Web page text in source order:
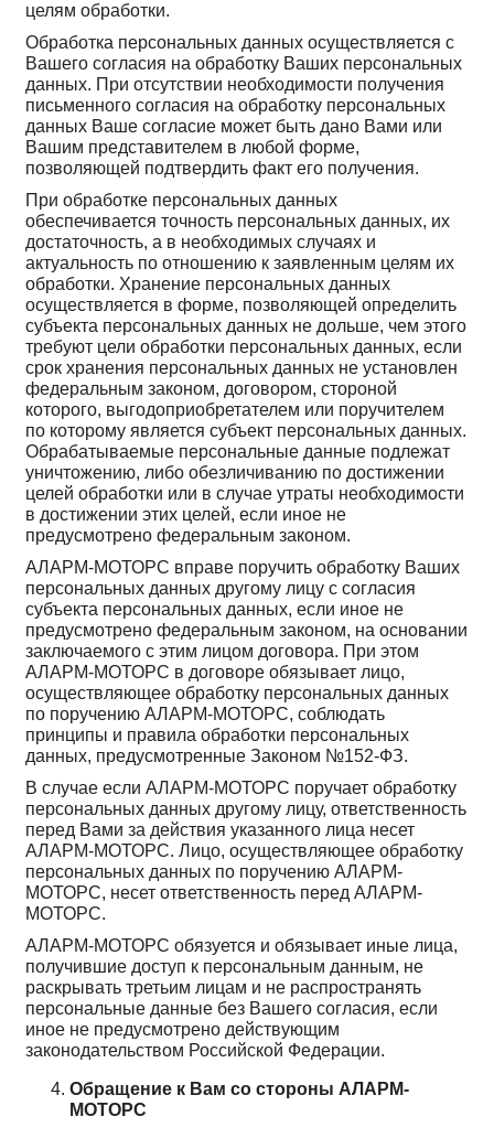
целям обработки.
Обработка персональных данных осуществляется с
Вашего согласия на обработку Ваших персональных
данных. При отсутствии необходимости получения
письменного согласия на обработку персональных
данных Ваше согласие может быть дано Вами или
Вашим представителем в любой форме,
позволяющей подтвердить факт его получения.
При обработке персональных данных
обеспечивается точность персональных данных, их
достаточность, а в необходимых случаях и
актуальность по отношению к заявленным целям их
обработки. Хранение персональных данных
осуществляется в форме, позволяющей определить
субъекта персональных данных не дольше, чем этого
требуют цели обработки персональных данных, если
срок хранения персональных данных не установлен
федеральным законом, договором, стороной
которого, выгодоприобретателем или поручителем
по которому является субъект персональных данных.
Обрабатываемые персональные данные подлежат
уничтожению, либо обезличиванию по достижении
целей обработки или в случае утраты необходимости
в достижении этих целей, если иное не
предусмотрено федеральным законом.
АЛАРМ-МОТОРС вправе поручить обработку Ваших
персональных данных другому лицу с согласия
субъекта персональных данных, если иное не
предусмотрено федеральным законом, на основании
заключаемого с этим лицом договора. При этом
АЛАРМ-МОТОРС в договоре обязывает лицо,
осуществляющее обработку персональных данных
по поручению АЛАРМ-МОТОРС, соблюдать
принципы и правила обработки персональных
данных, предусмотренные Законом №152-ФЗ.
В случае если АЛАРМ-МОТОРС поручает обработку
персональных данных другому лицу, ответственность
перед Вами за действия указанного лица несет
АЛАРМ-МОТОРС. Лицо, осуществляющее обработку
персональных данных по поручению АЛАРМ-
МОТОРС, несет ответственность перед АЛАРМ-
МОТОРС.
АЛАРМ-МОТОРС обязуется и обязывает иные лица,
получившие доступ к персональным данным, не
раскрывать третьим лицам и не распространять
персональные данные без Вашего согласия, если
иное не предусмотрено действующим
законодательством Российской Федерации.
Обращение к Вам со стороны АЛАРМ-
МОТОРС